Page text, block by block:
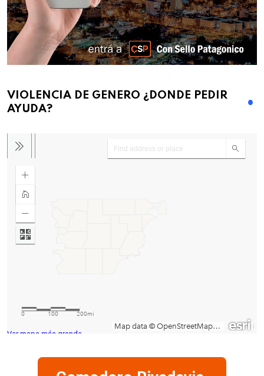
VIOLENCIA DE GENERO ¿DONDE PEDIR
AYUDA?
Ver mapa más grande